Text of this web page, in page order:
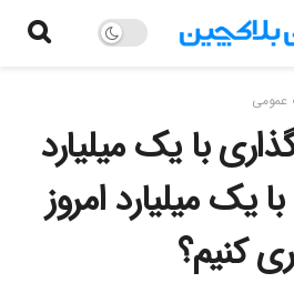
عمومی
با یک میلیارد
یک میلیارد امروز
کنیم؟